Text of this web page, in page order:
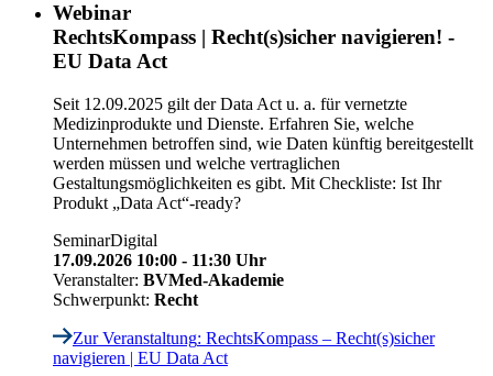
Webinar
RechtsKompass | Recht(s)sicher navigieren! -
EU Data Act
Seit 12.09.2025 gilt der Data Act u. a. für vernetzte
Medizinprodukte und Dienste. Erfahren Sie, welche
Unternehmen betroffen sind, wie Daten künftig bereitgestellt
werden müssen und welche vertraglichen
Gestaltungsmöglichkeiten es gibt. Mit Checkliste: Ist Ihr
Produkt „Data Act“-ready?
SeminarDigital
17.09.2026 10:00 - 11:30 Uhr
Veranstalter: BVMed-Akademie
Schwerpunkt: Recht
Zur Veranstaltung: RechtsKompass – Recht(s)sicher
navigieren | EU Data Act